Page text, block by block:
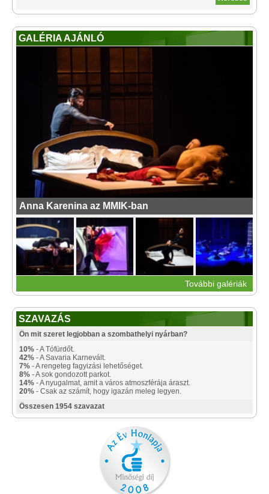
GALÉRIA AJÁNLÓ
Anna Karenina az MMIK-ban
További galériák
SZAVAZÁS
Ön mit szeret legjobban a szombathelyi nyárban?
10% - A Tófürdőt.
42% - A Savaria Karnevált.
7% - A rengeteg fagyizási lehetőséget.
8% - A sok gondozott parkot.
14% - A nyugalmat, amit a város atmoszférája áraszt.
20% - Csak az számít, hogy igazán meleg legyen.
Összesen 1954 szavazat